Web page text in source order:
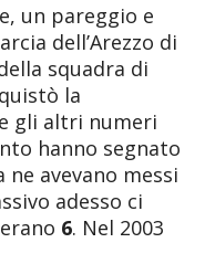
un pareggio e
dell’Arezzo di
squadra di
la
gli altri numeri
hanno segnato
ne avevano messi
adesso ci
6. Nel 2003